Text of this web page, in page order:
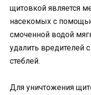
щитовкой является
насекомых с
смоченной водой
удалить вредителей
стеблей.
Для уничтожения